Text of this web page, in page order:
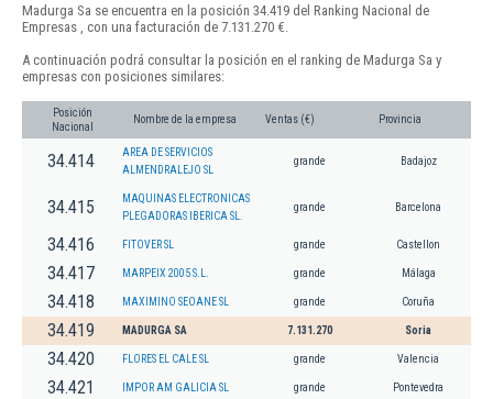
Madurga Sa se encuentra en la posición 34.419 del Ranking Nacional de
Empresas , con una facturación de 7.131.270 €.
A continuación podrá consultar la posición en el ranking de Madurga Sa y
empresas con posiciones similares:
Posición
Nacional
Nombre de la empresa Ventas (€) Provincia
34.414
AREA DE SERVICIOS
ALMENDRALEJO SL
grande Badajoz
34.415
MAQUINAS ELECTRONICAS
PLEGADORAS IBERICA SL.
grande Barcelona
34.416 FITOVER SL grande Castellon
34.417 MARPEIX 2005 S.L. grande Málaga
34.418 MAXIMINO SEOANE SL grande Coruña
34.419 MADURGA SA 7.131.270 Soria
34.420 FLORES EL CALE SL grande Valencia
34.421 IMPOR AM GALICIA SL grande Pontevedra